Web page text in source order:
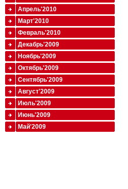
Апрель'2010
Март'2010
Февраль'2010
Декабрь'2009
Ноябрь'2009
Октябрь'2009
Сентябрь'2009
Август'2009
Июль'2009
Июнь'2009
Май'2009